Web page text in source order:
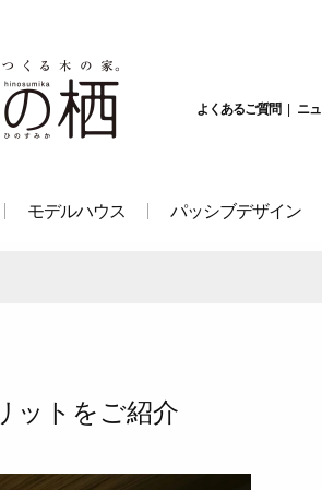
よくあるご質問 ニ
モデルハウス パッシブデザイン
ットをご紹介